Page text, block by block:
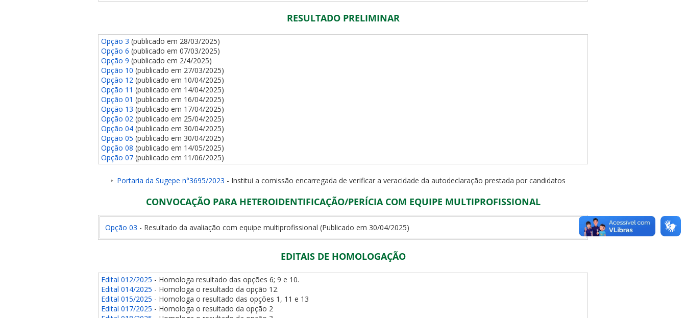
RESULTADO PRELIMINAR
Opção 3 (publicado em 28/03/2025)
Opção 6 (publicado em 07/03/2025)
Opção 9 (publicado em 2/4/2025)
Opção 10 (publicado em 27/03/2025)
Opção 12 (publicado em 10/04/2025)
Opção 11 (publicado em 14/04/2025)
Opção 01 (publicado em 16/04/2025)
Opção 13 (publicado em 17/04/2025)
Opção 02 (publicado em 25/04/2025)
Opção 04 (publicado em 30/04/2025)
Opção 05 (publicado em 30/04/2025)
Opção 08 (publicado em 14/05/2025)
Opção 07 (publicado em 11/06/2025)
Portaria da Sugepe n°3695/2023 - Institui a comissão encarregada de verificar a veracidade da autodeclaração prestada por candidatos
CONVOCAÇÃO PARA HETEROIDENTIFICAÇÃO/PERÍCIA COM EQUIPE MULTIPROFISSIONAL
Opção 03 - Resultado da avaliação com equipe multiprofissional (Publicado em 30/04/2025)
EDITAIS DE HOMOLOGAÇÃO
Edital 012/2025 - Homologa resultado das opções 6; 9 e 10.
Edital 014/2025 - Homologa o resultado da opção 12.
Edital 015/2025 - Homologa o resultado das opções 1, 11 e 13
Edital 017/2025 - Homologa o resultado da opção 2